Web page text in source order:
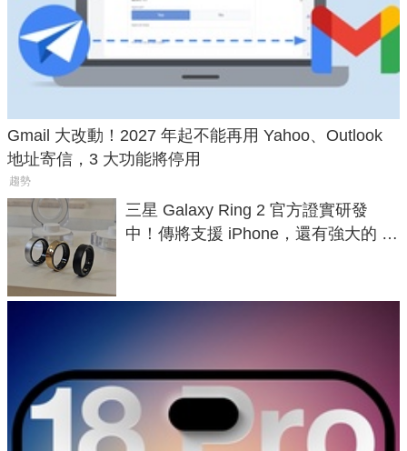
Gmail 大改動！2027 年起不能再用 Yahoo、Outlook
地址寄信，3 大功能將停用
趨勢
三星 Galaxy Ring 2 官方證實研發
中！傳將支援 iPhone，還有強大的 AI